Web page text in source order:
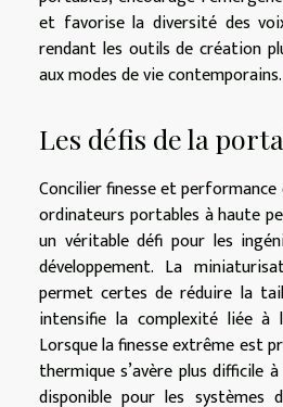
et favorise la diversité des
rendant les outils de création
aux modes de vie contemporains.
Les défis de la
Concilier finesse et performance
ordinateurs portables à haute
un véritable défi pour les
développement. La
permet certes de réduire la
intensifie la complexité liée à
Lorsque la finesse extrême est
thermique s’avère plus difficile
disponible pour les systèmes